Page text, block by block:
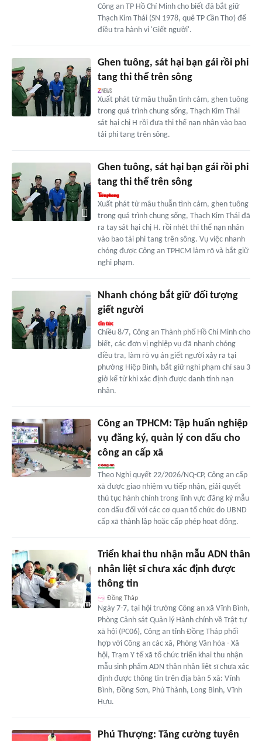
Công an TP Hồ Chí Minh cho biết đã bắt giữ
Thạch Kim Thái (SN 1978, quê TP Cần Thơ) để
điều tra hành vi 'Giết người'.
Ghen tuông, sát hại bạn gái rồi phi
tang thi thể trên sông
Xuất phát từ mâu thuẫn tình cảm, ghen tuông
trong quá trình chung sống, Thạch Kim Thái
sát hại chị H rồi đưa thi thể nạn nhân vào bao
tải phi tang trên sông.
Ghen tuông, sát hại bạn gái rồi phi
tang thi thể trên sông
Xuất phát từ mâu thuẫn tình cảm, ghen tuông
trong quá trình chung sống, Thạch Kim Thái đã
ra tay sát hại chị H. rồi nhét thi thể nạn nhân
vào bao tải phi tang trên sông. Vụ việc nhanh
chóng được Công an TPHCM làm rõ và bắt giữ
nghi phạm.
Nhanh chóng bắt giữ đối tượng
giết người
Chiều 8/7, Công an Thành phố Hồ Chí Minh cho
biết, các đơn vị nghiệp vụ đã nhanh chóng
điều tra, làm rõ vụ án giết người xảy ra tại
phường Hiệp Bình, bắt giữ nghi phạm chỉ sau 3
giờ kể từ khi xác định được danh tính nạn
nhân.
Công an TPHCM: Tập huấn nghiệp
vụ đăng ký, quản lý con dấu cho
công an cấp xã
Theo Nghị quyết 22/2026/NQ-CP, Công an cấp
xã được giao nhiệm vụ tiếp nhận, giải quyết
thủ tục hành chính trong lĩnh vực đăng ký mẫu
con dấu đối với các cơ quan tổ chức do UBND
cấp xã thành lập hoặc cấp phép hoạt động.
Triển khai thu nhận mẫu ADN thân
nhân liệt sĩ chưa xác định được
thông tin
Đồng Tháp
Ngày 7-7, tại hội trường Công an xã Vĩnh Bình,
Phòng Cảnh sát Quản lý Hành chính về Trật tự
xã hội (PC06), Công an tỉnh Đồng Tháp phối
hợp với Công an các xã, Phòng Văn hóa - Xã
hội, Trạm Y tế xã tổ chức triển khai thu nhận
mẫu sinh phẩm ADN thân nhân liệt sĩ chưa xác
định được thông tin trên địa bàn 5 xã: Vĩnh
Bình, Đồng Sơn, Phú Thành, Long Bình, Vĩnh
Hựu.
Phú Thượng: Tăng cường tuyên